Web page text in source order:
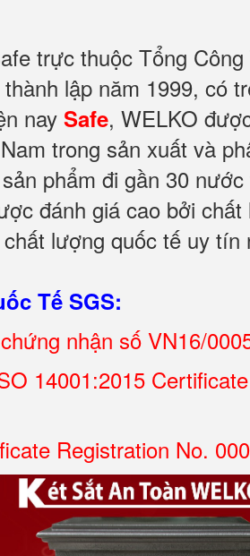
trực thuộc Tổng
lập năm 1999, có
nay Safe, WELKO
trong sản xuất và
phẩm đi gần 30
đánh giá cao bởi
lượng quốc tế uy tín
Tế SGS:
nhận số VN16/
14001:2015
Registration No.